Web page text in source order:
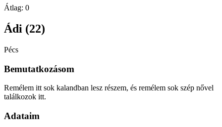
Átlag: 0
Ádi (22)
Pécs
Bemutatkozásom
Remélem itt sok kalandban lesz részem, és remélem sok szép nővel
találkozok itt.
Adataim